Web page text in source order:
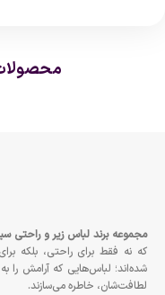
مجموعه برند لباس زير و راحتى
که نه فقط برای راحتی، بلکه
شده‌اند؛ لباس‌هایی که آرامش را
لطافت‌شان، خاطره می‌سازند.